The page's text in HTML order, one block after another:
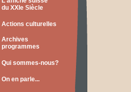
du XXIe Siècle
Actions culturelles
Archives
programmes
Qui sommes-nous?
On en parle...